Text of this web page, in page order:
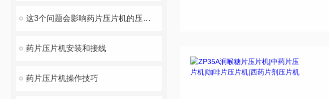
这3个问题会影响药片压片机的压片硬度
药片压片机安装和接线
药片压片机操作技巧